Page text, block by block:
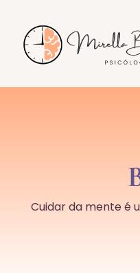
Cuidar da mente é